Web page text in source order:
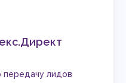
передачу лидов